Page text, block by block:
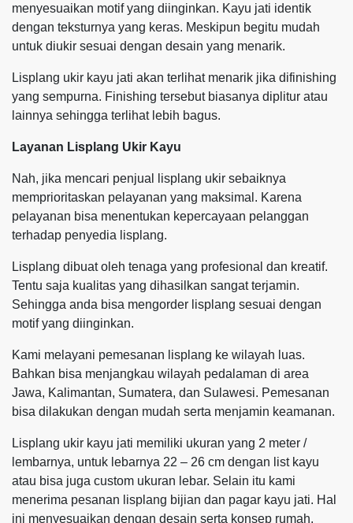
menyesuaikan motif yang diinginkan. Kayu jati identik
dengan teksturnya yang keras. Meskipun begitu mudah
untuk diukir sesuai dengan desain yang menarik.
Lisplang ukir kayu jati akan terlihat menarik jika difinishing
yang sempurna. Finishing tersebut biasanya diplitur atau
lainnya sehingga terlihat lebih bagus.
Layanan Lisplang Ukir Kayu
Nah, jika mencari penjual lisplang ukir sebaiknya
memprioritaskan pelayanan yang maksimal. Karena
pelayanan bisa menentukan kepercayaan pelanggan
terhadap penyedia lisplang.
Lisplang dibuat oleh tenaga yang profesional dan kreatif.
Tentu saja kualitas yang dihasilkan sangat terjamin.
Sehingga anda bisa mengorder lisplang sesuai dengan
motif yang diinginkan.
Kami melayani pemesanan lisplang ke wilayah luas.
Bahkan bisa menjangkau wilayah pedalaman di area
Jawa, Kalimantan, Sumatera, dan Sulawesi. Pemesanan
bisa dilakukan dengan mudah serta menjamin keamanan.
Lisplang ukir kayu jati memiliki ukuran yang 2 meter /
lembarnya, untuk lebarnya 22 – 26 cm dengan list kayu
atau bisa juga custom ukuran lebar. Selain itu kami
menerima pesanan lisplang bijian dan pagar kayu jati. Hal
ini menyesuaikan dengan desain serta konsep rumah.